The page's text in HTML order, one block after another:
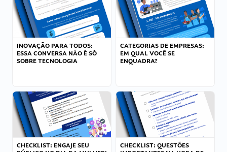
INOVAÇÃO PARA TODOS:
ESSA CONVERSA NÃO É SÓ
SOBRE TECNOLOGIA
CATEGORIAS DE EMPRESAS:
EM QUAL VOCÊ SE
ENQUADRA?
CHECKLIST: ENGAJE SEU
CHECKLIST: QUESTÕES